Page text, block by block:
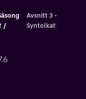
Avsnitt 3 -
Syntolkat